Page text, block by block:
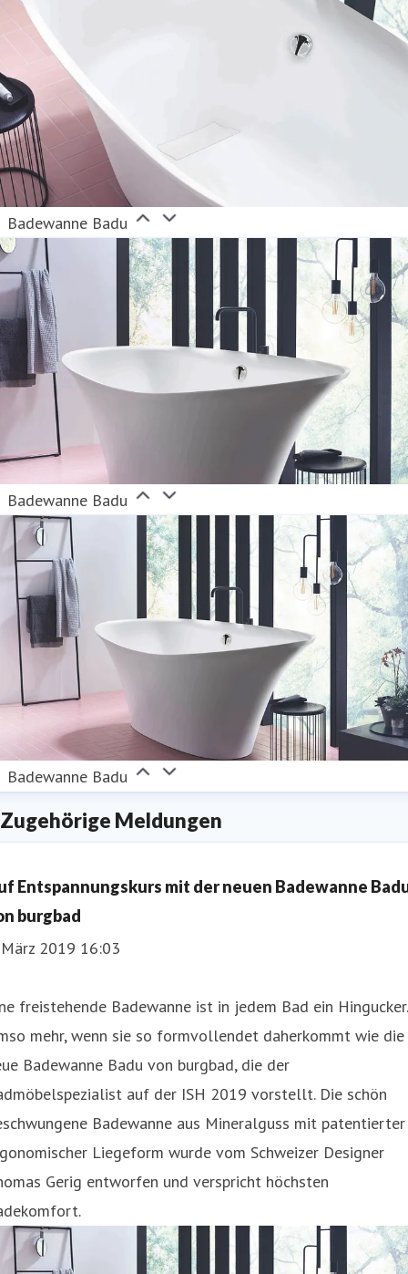
Badewanne Badu
Badewanne Badu
Badewanne Badu
Zugehörige Meldungen
Entspannungskurs mit der neuen Badewanne
burgbad
2019 16:03
freistehende Badewanne ist in jedem Bad ein Hingucker.
mehr, wenn sie so formvollendet daherkommt wie die
Badewanne Badu von burgbad, die der
auf der ISH 2019 vorstellt. Die schön
Badewanne aus Mineralguss mit patentierter
Liegeform wurde vom Schweizer Designer
Gerig entworfen und verspricht höchsten